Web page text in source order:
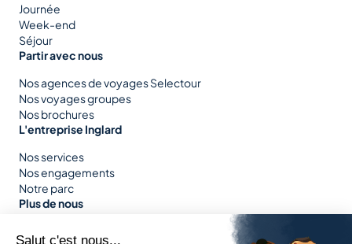
Journée
Week-end
Séjour
Partir avec nous
Nos agences de voyages Selectour
Nos voyages groupes
Nos brochures
L'entreprise Inglard
Nos services
Nos engagements
Notre parc
Plus de nous